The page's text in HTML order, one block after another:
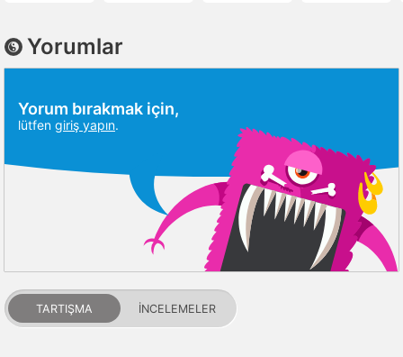
Yorumlar
Yorum bırakmak için,
lütfen giriş yapın.
TARTIŞMA İNCELEMELER